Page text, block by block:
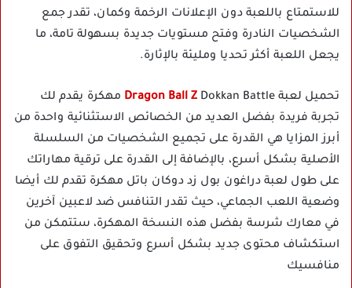
للاستمتاع باللعبة دون الإعلانات الرخمة وكمان، تقدر جمع
الشخصيات النادرة وفتح مستويات جديدة بسهولة تامة، ما
يجعل اللعبة أكثر تحديا ومليئة بالإثارة.
تحميل لعبة Dragon Ball Z Dokkan Battle مهكرة يقدم لك
تجربة فريدة بفضل العديد من الخصائص الاستثنائية واحدة من
أبرز المزايا هي القدرة على تجميع الشخصيات من السلسلة
الأصلية بشكل أسرع، بالإضافة إلى القدرة على ترقية مهاراتك
على طول لعبة دراغون بول زد دوكان باتل مهكرة تقدم لك أيضا
وضعية اللعب الجماعي، حيث تقدر التنافس ضد لاعبين آخرين
في معارك شرسة بفضل هذه النسخة المهكرة، ستتمكن من
استكشاف محتوى جديد بشكل أسرع وتحقيق التفوق على
منافسيك